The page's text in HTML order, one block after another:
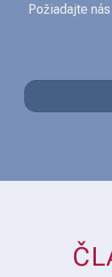
Požiadajte